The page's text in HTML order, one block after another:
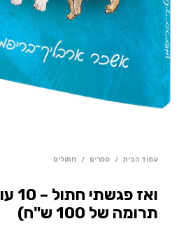
עמוד הבית / ספרים / חתולים
ואז
תרומה של 100 ש"ח)